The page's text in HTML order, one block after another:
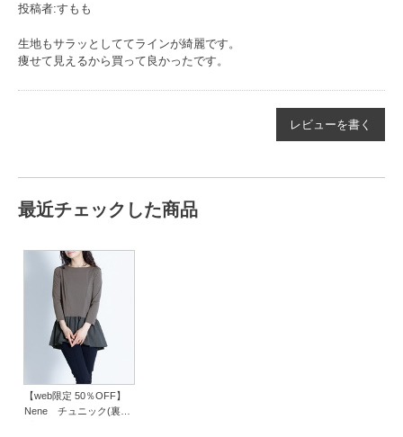
投稿者:すもも
生地もサラッとしててラインが綺麗です。
痩せて見えるから買って良かったです。
レビューを書く
最近チェックした商品
【web限定 50％OFF】
Nene チュニック(裏起